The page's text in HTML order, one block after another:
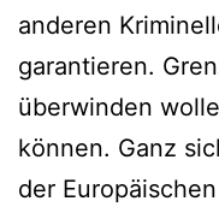
anderen
garantieren.
überwinden
können. Ganz
der